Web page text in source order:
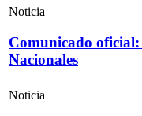
Noticia
Comunicado
Nacionales
Noticia